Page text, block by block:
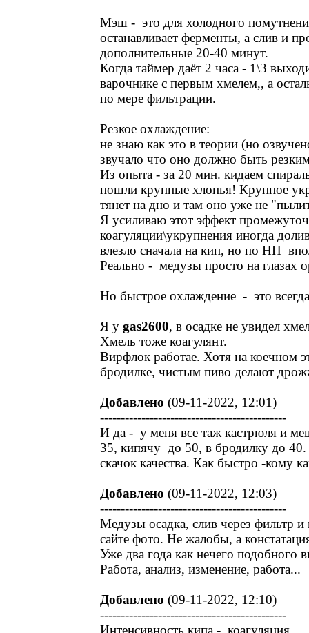
Мэш - это для холодного
останавливает ферменты, а слив и
дополнительные 20-40 минут.
Когда таймер даёт 2 часа - 1\3
варочнике с первым хмелем,, а
по мере фильтрации.
Резкое охлаждение:
не знаю как это в теории (но
звучало что оно должно быть
Из опыта - за 20 мин. кидаем
пошли крупные хлопья! Крупное
тянет на дно и там оно уже не
Я усиливаю этот эффект
коагуляции\укрупнения иногда
влезло сначала на кип, но по НП
Реально - медузы просто на глазах
Но быстрое охлаждение - это
Я у gas2600, в осадке не увидел
Хмель тоже коагулянт.
Вирфлок работае. Хотя на коечном
бродилке, чистым пиво делают
Добавлено (09-11-2022, 12:01)
---------------------------------------------
И да - у меня все таж кастрюля и
35, кипячу до 50, в бродилку до 40.
скачок качества. Как быстро -кому
Добавлено (09-11-2022, 12:03)
---------------------------------------------
Медузы осадка, слив через фильтр и
сайте фото. Не жалобы, а
Уже два года как нечего подобного
Работа, анализ, изменение, работа...
Добавлено (09-11-2022, 12:10)
---------------------------------------------
Интенсивность кипа - коагуляция.